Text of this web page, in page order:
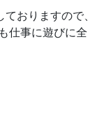
おりますので、
仕事に遊びに全